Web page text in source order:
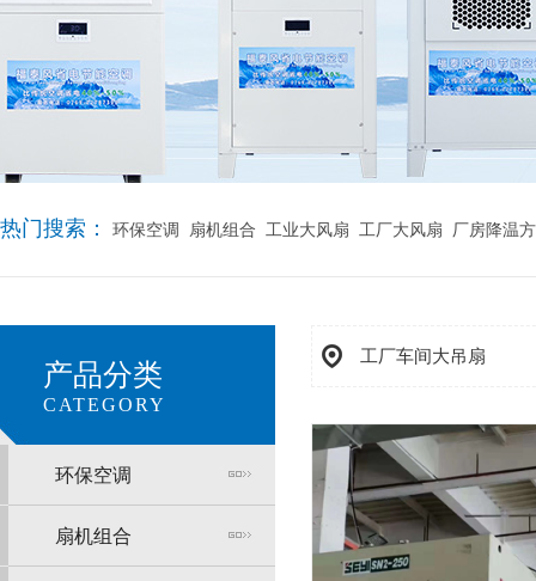
热门搜索： 环保空调 扇机组合 工业大风扇 工厂大风扇 厂房降温
产品分类
CATEGORY
环保空调
扇机组合
工厂车间大吊扇